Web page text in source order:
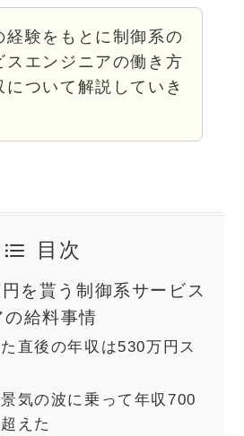
経験をもとに制御系の
スエンジニアの働き方
について解説していき
目次
を貰う制御系サービス
給料事情
直後の年収は530万円ス
気の波に乗って年収700
えた